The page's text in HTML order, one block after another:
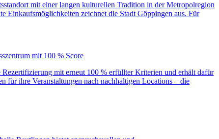
mit einer langen kulturellen Tradition in der Metropolregion
Einkaufsmöglichkeiten zeichnet die Stadt Göppingen aus. Für
mit 100 % Score
mit erneut 100 % erfüllter Kriterien und erhält dafür
für ihre Veranstaltungen nach nachhaltigen Locations – die